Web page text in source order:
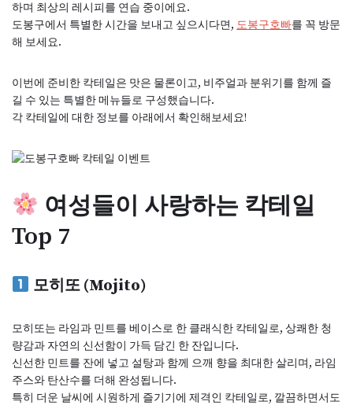
하며 최상의 레시피를 연습 중이에요.
도봉구에서 특별한 시간을 보내고 싶으시다면, 도봉구호빠를 꼭 방문
해 보세요.
이번에 준비한 칵테일은 맛은 물론이고, 비주얼과 분위기를 함께 즐
길 수 있는 특별한 메뉴들로 구성했습니다.
각 칵테일에 대한 정보를 아래에서 확인해보세요!
여성들이 사랑하는 칵테일
Top 7
모히또 (Mojito)
모히또는 라임과 민트를 베이스로 한 클래식한 칵테일로, 상쾌한 청
량감과 자연의 신선함이 가득 담긴 한 잔입니다.
신선한 민트를 잔에 넣고 설탕과 함께 으깨 향을 최대한 살리며, 라임
주스와 탄산수를 더해 완성됩니다.
특히 더운 날씨에 시원하게 즐기기에 제격인 칵테일로, 깔끔하면서도